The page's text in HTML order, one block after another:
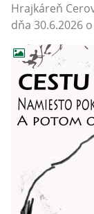
Hrajkáreň
dňa 30.6.2026